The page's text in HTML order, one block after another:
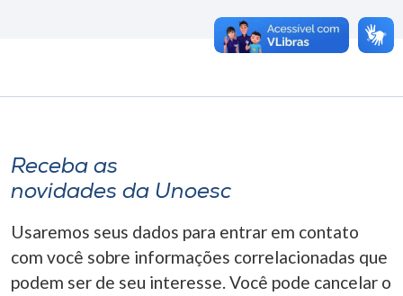
Receba as
novidades da Unoesc
Usaremos seus dados para entrar em contato
com você sobre informações correlacionadas que
podem ser de seu interesse. Você pode cancelar o